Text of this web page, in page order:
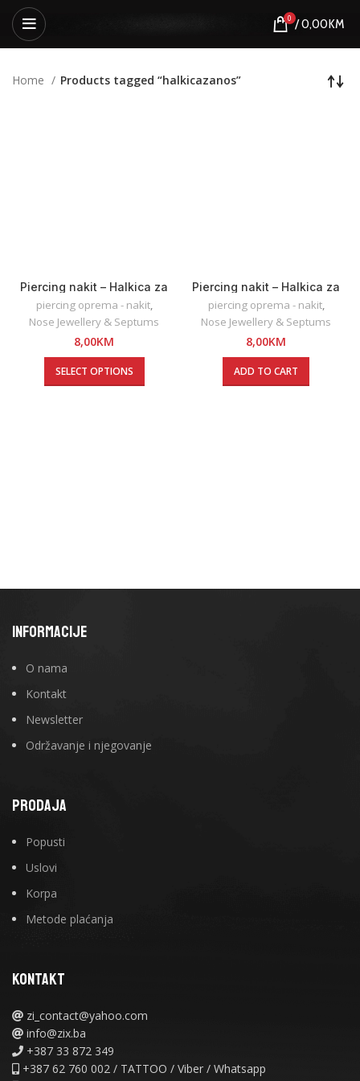
0 /0,00KM
Home Products tagged “halkicazanos”
Piercing nakit – Halkica za
piercing oprema - nakit,
Nose Jewellery & Septums
8,00KM
SELECT OPTIONS
Piercing nakit – Halkica za
nos (multi-chrome)
piercing oprema - nakit,
Nose Jewellery & Septums
8,00KM
ADD TO CART
INFORMACIJE
O nama
Kontakt
Newsletter
Održavanje i njegovanje
PRODAJA
Popusti
Uslovi
Korpa
Metode plaćanja
KONTAKT
zi_contact@yahoo.com
info@zix.ba
+387 33 872 349
+387 62 760 002 / TATTOO / Viber / Whatsapp